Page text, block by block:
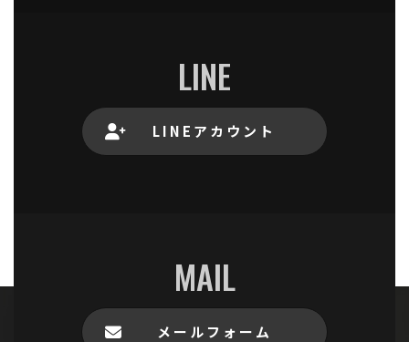
LINE
LINEアカウント
MAIL
メールフォーム